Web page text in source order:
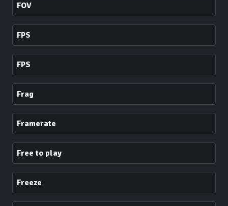
FOV
FPS
FPS
Frag
Framerate
Free to play
Freeze